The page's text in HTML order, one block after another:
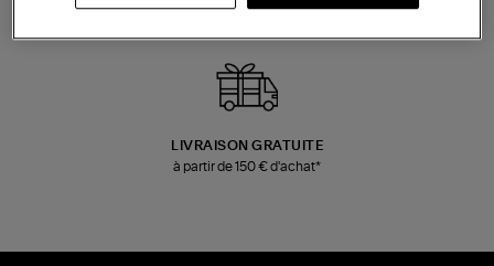
LIVRAISON GRATUITE
à partir de 150 € d'achat*